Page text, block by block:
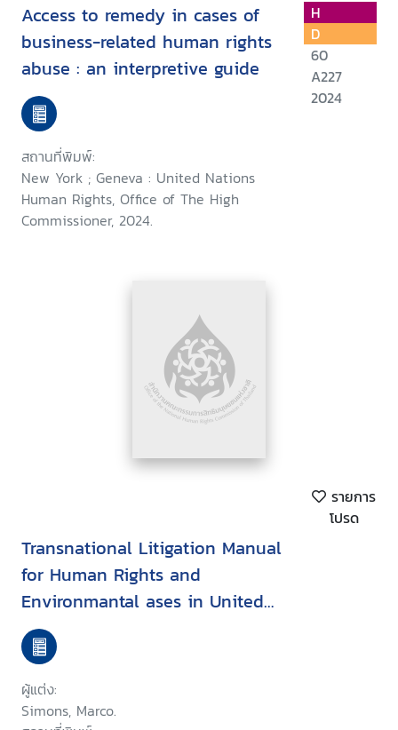
Access to remedy in cases of
business-related human rights
abuse : an interpretive guide
สถานที่พิมพ์:
New York ; Geneva : United Nations
Human Rights, Office of The High
Commissioner, 2024.
H
D
60
A227
2024
รายการ
โปรด
Transnational Litigation Manual
for Human Rights and
Environmantal ases in United
States Courts
ผู้แต่ง:
Simons, Marco.